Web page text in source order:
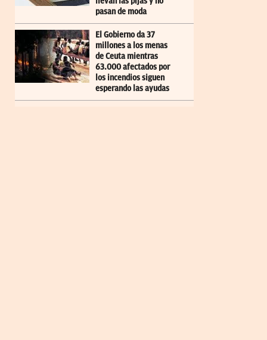
pasan de moda
El Gobierno da 37
millones a los menas
de Ceuta mientras
63.000 afectados por
los incendios siguen
esperando las ayudas